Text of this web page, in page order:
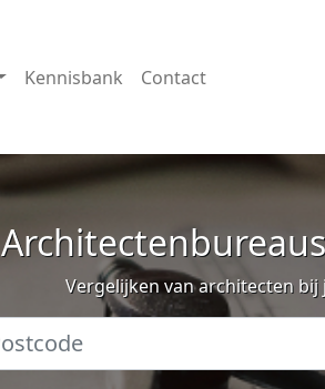
Kennisbank Contact
Vergelijken van architecten